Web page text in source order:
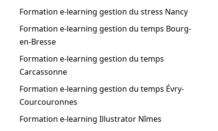
Formation e-learning gestion du stress Nancy
Formation e-learning gestion du temps Bourg-
en-Bresse
Formation e-learning gestion du temps
Carcassonne
Formation e-learning gestion du temps Évry-
Courcouronnes
Formation e-learning Illustrator Nîmes